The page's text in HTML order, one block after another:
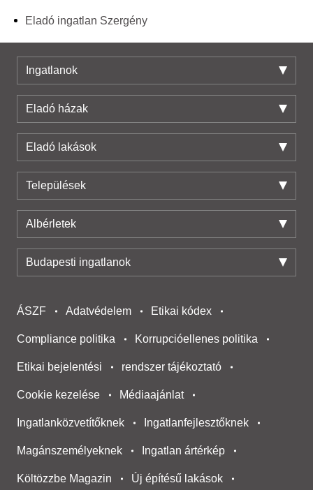
Eladó ingatlan Szergény
Ingatlanok
Eladó házak
Eladó lakások
Települések
Albérletek
Budapesti ingatlanok
ÁSZF Adatvédelem Etikai kódex
Compliance politika Korrupcióellenes politika
Etikai bejelentési rendszer tájékoztató
Cookie kezelése Médiaajánlat
Ingatlanközvetítőknek Ingatlanfejlesztőknek
Magánszemélyeknek Ingatlan ártérkép
Költözzbe Magazin Új építésű lakások